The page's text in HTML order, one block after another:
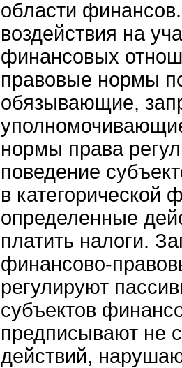
области
воздействия на
финансовых
правовые нормы
обязывающие,
нормы права
поведение
в категорической
определенные
платить налоги.
финансово-
регулируют
субъектов
предписывают не
действий,